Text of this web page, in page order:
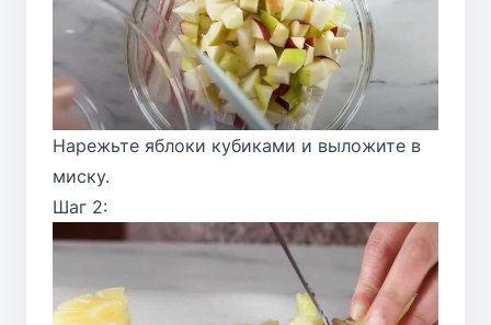
Нарежьте яблоки кубиками и выложите в
миску.
Шаг 2: